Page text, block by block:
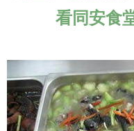
看同安食